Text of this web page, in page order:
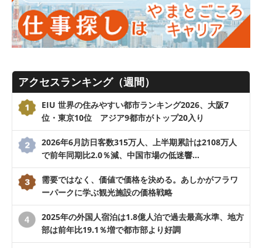
アクセスランキング（週間）
EIU 世界の住みやすい都市ランキング2026、大阪7
位・東京10位 アジア9都市がトップ20入り
2026年6月訪日客数315万人、上半期累計は2108万人
で前年同期比2.0％減、中国市場の低迷響…
需要ではなく、価値で価格を決める。あしかがフラワ
ーパークに学ぶ観光施設の価格戦略
2025年の外国人宿泊は1.8億人泊で過去最高水準、地方
部は前年比19.1％増で都市部より好調